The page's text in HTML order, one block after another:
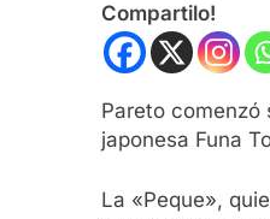
Compartilo!
Pareto comenzó
japonesa Funa
La «Peque»,